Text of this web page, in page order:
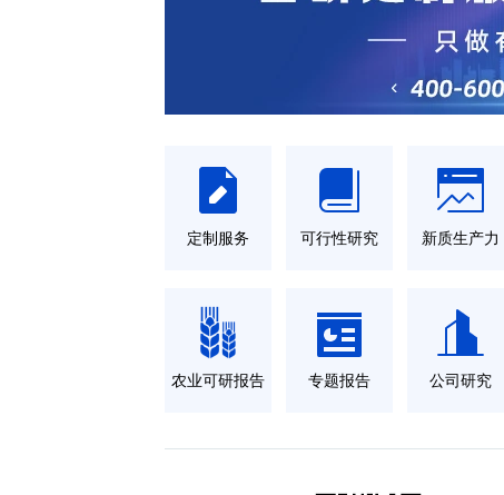
定制服务 可行性研究 新质生产力
农业可研报告 专题报告 公司研究